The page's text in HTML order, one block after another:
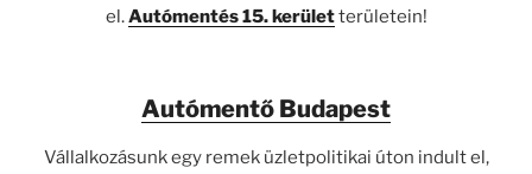
el.Autómentés 15. kerületterületein!
Autómentő Budapest
Vállalkozásunk egy remek üzletpolitikai úton indult el,